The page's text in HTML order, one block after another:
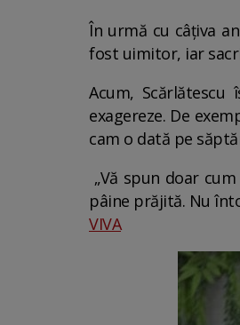
În urmă cu câțiva
fost uimitor, iar
Acum,
exagereze. De
cam o dată pe
„Vă spun doar
pâine prăjită. Nu
VIVA